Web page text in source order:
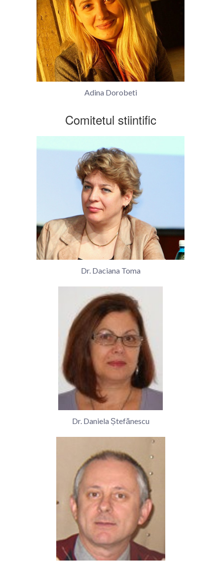
Adina Dorobeti
Comitetul stiintific
Dr. Daciana Toma
Dr. Daniela Ștefănescu